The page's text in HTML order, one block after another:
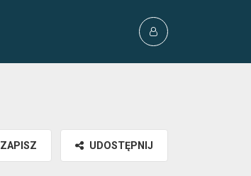
ZAPISZ UDOSTĘPNIJ